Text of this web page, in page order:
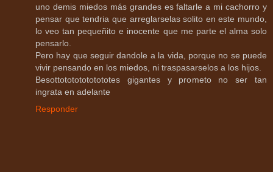
uno demis miedos más grandes es faltarle a mi cachorro y
pensar que tendria que arreglarselas solito en este mundo,
lo veo tan pequeñito e inocente que me parte el alma solo
pensarlo.
Pero hay que seguir dandole a la vida, porque no se puede
vivir pensando en los miedos, ni traspasarselos a los hijos.
Besottotototototototes gigantes y prometo no ser tan
ingrata en adelante
Responder